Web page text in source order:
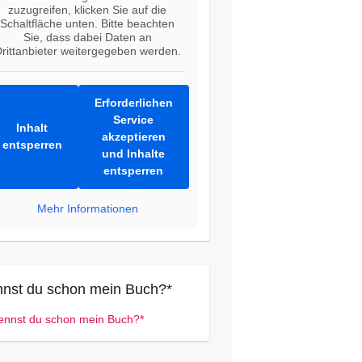
zuzugreifen, klicken Sie auf die
Schaltfläche unten. Bitte beachten
Sie, dass dabei Daten an
weitergegeben werden.
Inhalt
entsperren
Erforderlichen
Service
akzeptieren
und Inhalte
entsperren
Mehr Informationen
du schon mein Buch?*